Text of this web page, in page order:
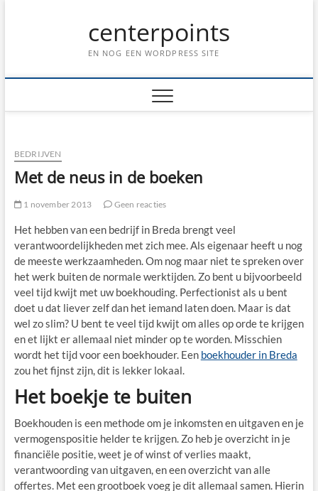
centerpoints
EN NOG EEN WORDPRESS SITE
BEDRIJVEN
Met de neus in de boeken
1 november 2013 Geen reacties
Het hebben van een bedrijf in Breda brengt veel
verantwoordelijkheden met zich mee. Als eigenaar heeft u nog
de meeste werkzaamheden. Om nog maar niet te spreken over
het werk buiten de normale werktijden. Zo bent u bijvoorbeeld
veel tijd kwijt met uw boekhouding. Perfectionist als u bent
doet u dat liever zelf dan het iemand laten doen. Maar is dat
wel zo slim? U bent te veel tijd kwijt om alles op orde te krijgen
en et lijkt er allemaal niet minder op te worden. Misschien
wordt het tijd voor een boekhouder. Een boekhouder in Breda
zou het fijnst zijn, dit is lekker lokaal.
Het boekje te buiten
Boekhouden is een methode om je inkomsten en uitgaven en je
vermogenspositie helder te krijgen. Zo heb je overzicht in je
financiële positie, weet je of winst of verlies maakt,
verantwoording van uitgaven, en een overzicht van alle
offertes. Met een grootboek voeg je dit allemaal samen. Hierin